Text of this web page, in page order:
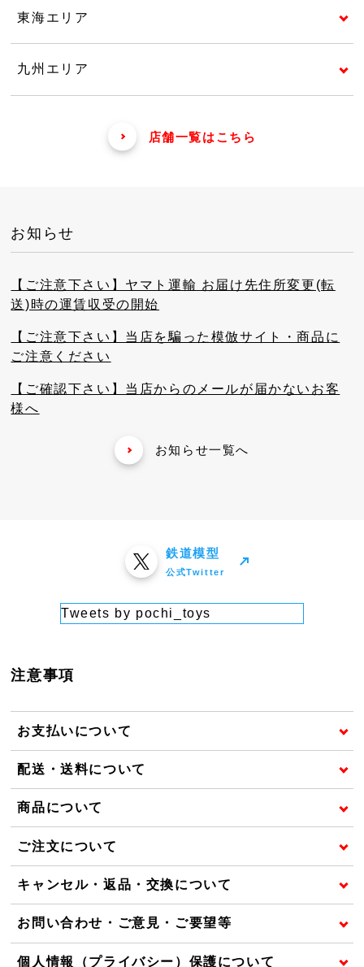
東海エリア
九州エリア
店舗一覧はこちら
お知らせ
【ご注意下さい】ヤマト運輸 お届け先住所変更(転
送)時の運賃収受の開始
【ご注意下さい】当店を騙った模倣サイト・商品に
ご注意ください
【ご確認下さい】当店からのメールが届かないお客
様へ
お知らせ一覧へ
鉄道模型
公式Twitter
Tweets by pochi_toys
注意事項
お支払いについて
配送・送料について
商品について
ご注文について
キャンセル・返品・交換について
お問い合わせ・ご意見・ご要望等
個人情報（プライバシー）保護について